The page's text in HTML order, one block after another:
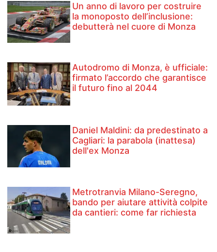
Un anno di lavoro per costruire
la monoposto dell’inclusione:
debutterà nel cuore di Monza
Autodromo di Monza, è ufficiale:
firmato l’accordo che garantisce
il futuro fino al 2044
Daniel Maldini: ​da predestinato a
Cagliari: la parabola (inattesa)
dell'ex Monza
Metrotranvia Milano-Seregno,
bando per aiutare attività colpite
da cantieri: come far richiesta